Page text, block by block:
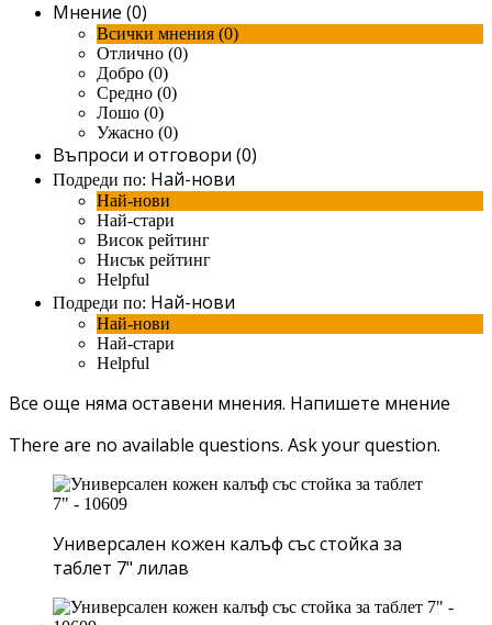
Мнение (0)
Всички мнения (0)
Отлично (0)
Добро (0)
Средно (0)
Лошо (0)
Ужасно (0)
Въпроси и отговори (0)
Подреди по: Най-нови
Най-нови
Най-стари
Висок рейтинг
Нисък рейтинг
Helpful
Подреди по: Най-нови
Най-нови
Най-стари
Helpful
Все още няма оставени мнения. Напишете мнение
There are no available questions. Ask your question.
Универсален кожен калъф със стойка за
таблет 7" лилав